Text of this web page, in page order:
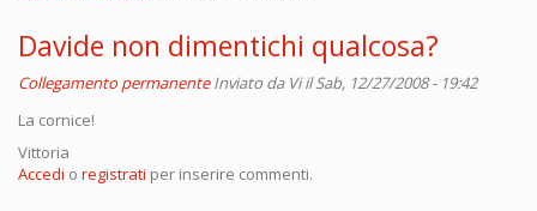
Davide non dimentichi qualcosa?
Collegamento permanente Inviato da Viil Sab, 12/27/2008 - 19:42
La cornice!
Vittoria
Accedi o registrati per inserire commenti.